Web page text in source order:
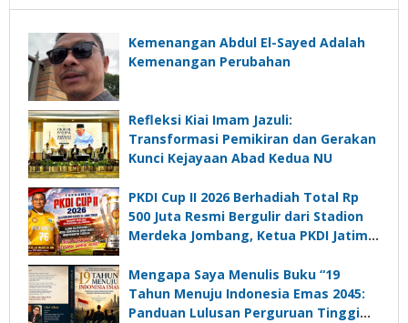
Kemenangan Abdul El-Sayed Adalah
Kemenangan Perubahan
Refleksi Kiai Imam Jazuli:
Transformasi Pemikiran dan Gerakan
Kunci Kejayaan Abad Kedua NU
PKDI Cup II 2026 Berhadiah Total Rp
500 Juta Resmi Bergulir dari Stadion
Merdeka Jombang, Ketua PKDI Jatim:
Komunikasi Kades untuk Memajukan
Desa
Mengapa Saya Menulis Buku “19
Tahun Menuju Indonesia Emas 2045:
Panduan Lulusan Perguruan Tinggi